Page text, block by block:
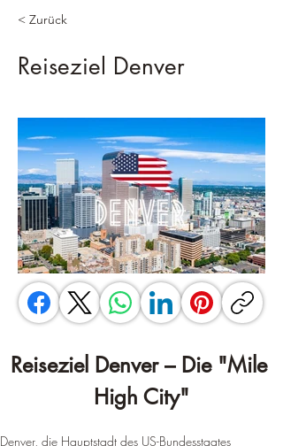
< Zurück
Reiseziel Denver
Reiseziel Denver – Die "Mile
High City"
Denver, die Hauptstadt des US-Bundesstaates